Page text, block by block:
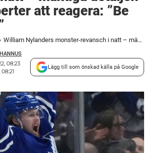
att reagera: ”Be
William Nylanders monster-revansch i natt – mäktiga detaljen får alla experter att reagera: ”Be om ursäkt!”
08:23
Lägg till som önskad källa på Google